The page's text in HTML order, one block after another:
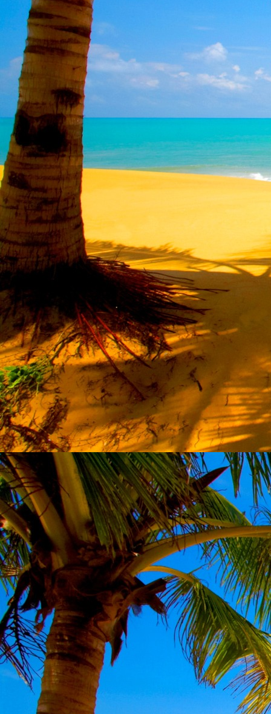
Kitágíthatom-e annyira a lelkem,
Hogy a kozmikus Igével
Melynek csíráját már magába
Úgy sejtem, hogy új erőre kapva
Lelkemet méltóvá kell tennem arra,
Hogy önmagát a szellem ruhájává
19. hét
Hogy emlékezetemmel titkon
Amit most újonnan magamba
S további törekvésem célja az
Hogy új erőre kapva ébresszen
Saját belső erőket lelkemben,
A kozmikus létezéstől eltávolodva
Magára maradna, önmagát
S ha csak olyan alapokra építene, ami
Akkor voltaképpen meg kellene ölnie
21. hét
Érzem, hogy egy külső termékenyítő
Megerősödve ad át önmagamnak
S érzem, hogy a csíra érlelődik,
És a sejtelem fénnyel telítve
Saját Énem erőihez bennem.
A kozmikus messzeségekből fakadó
Nagy erővel bennünk él tovább:
A lélek belső fényévé válik,
És szellemi mélységekbe világít,
Hogy hozzon olyan gyümölcsöket,
Melyek a kozmikus Énből idővel
Emberi Énné érlelődnek.
23. hét
Ím, ősziesre fordul
Az érzékek ingerlő törekvése.
A fény megnyilatkozásába
Belevegyül a komor ködök fátyla.
S én a távoli térségben
Az ősz téli álmát nézem.
A nyár teljesen
Átadta önmagát nekem.
24. hét
Önmagát állandóan újrateremtve
A lélek felismeri önmagát,
S a világszellem működik tovább
Az önismeretben újra
S így az Én-érzék akarati
A lélek sötétjéből lesz megteremtve.
25. hét
Csak most tagozódhat belém
S ragyogva árasztja belső fényem